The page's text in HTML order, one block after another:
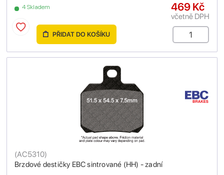
4 Skladem 469 Kč
včetně DPH
PŘIDAT DO KOŠÍKU
Brzdové destičky EBC sintrované (HH) - zadní
(AC5310)